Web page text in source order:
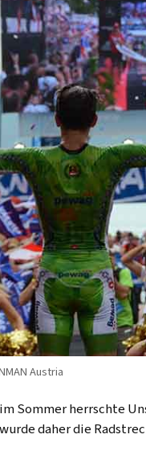
Austria
Sommer herrschte
daher die